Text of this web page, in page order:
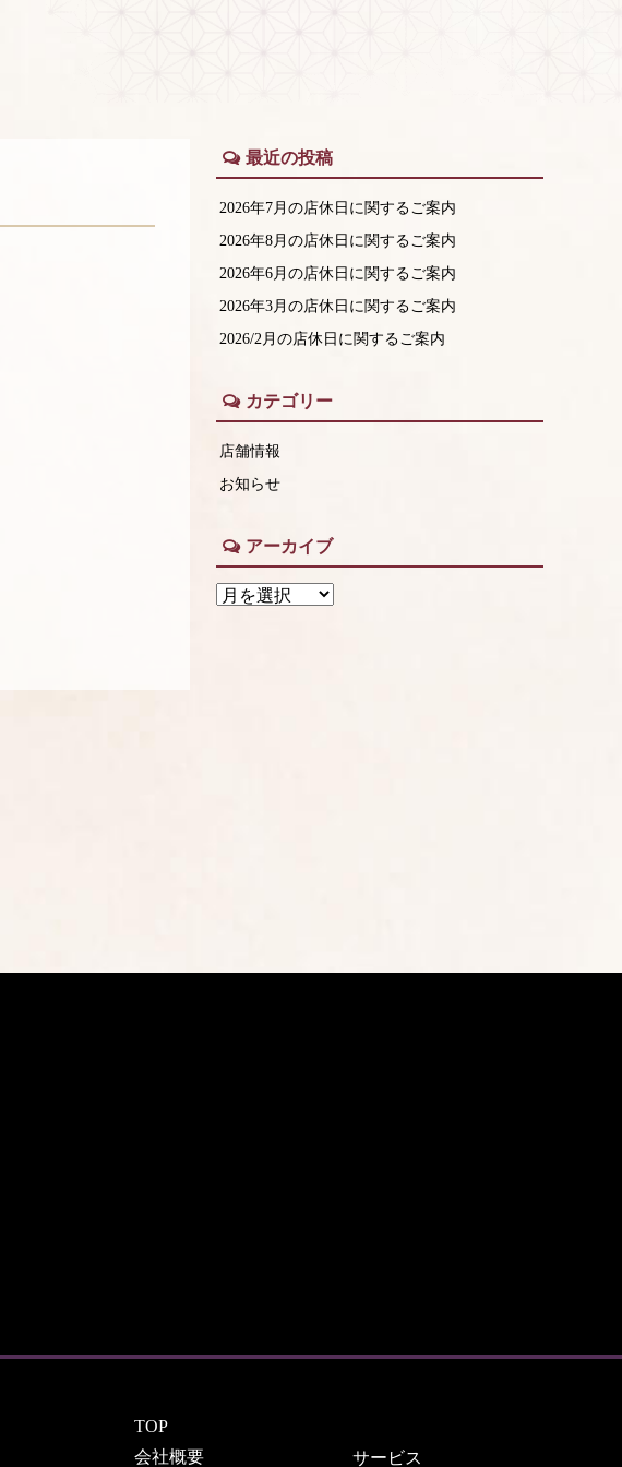
最近の投稿
2026年7月の店休日に関するご案内
2026年8月の店休日に関するご案内
2026年6月の店休日に関するご案内
2026年3月の店休日に関するご案内
2026/2月の店休日に関するご案内
カテゴリー
店舗情報
お知らせ
アーカイブ
TOP
会社概要
サービス